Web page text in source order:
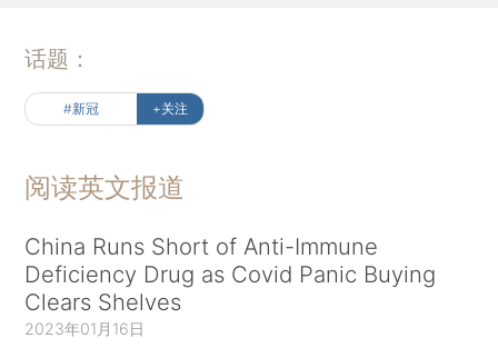
话题：
#新冠 +关注
阅读英文报道
China Runs Short of Anti-Immune
Deficiency Drug as Covid Panic Buying
Clears Shelves
2023年01月16日